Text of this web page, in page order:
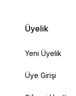
Üyelik
Yeni Üyelik
Üye Girişi